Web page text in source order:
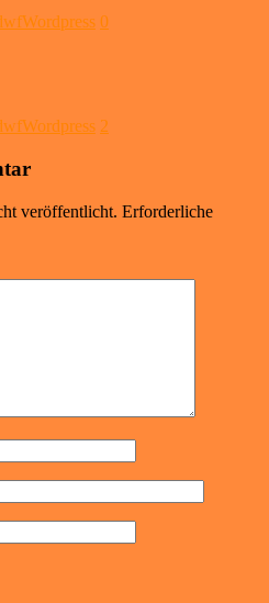
0
2
veröffentlicht. Erforderliche